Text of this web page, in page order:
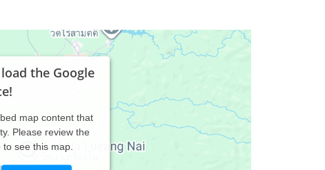
the Google
map content that
Please review the
see this map.